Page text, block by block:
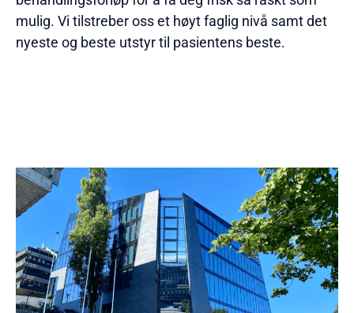
mulig. Vi tilstreber oss et høyt faglig nivå samt det
nyeste og beste utstyr til pasientens beste.